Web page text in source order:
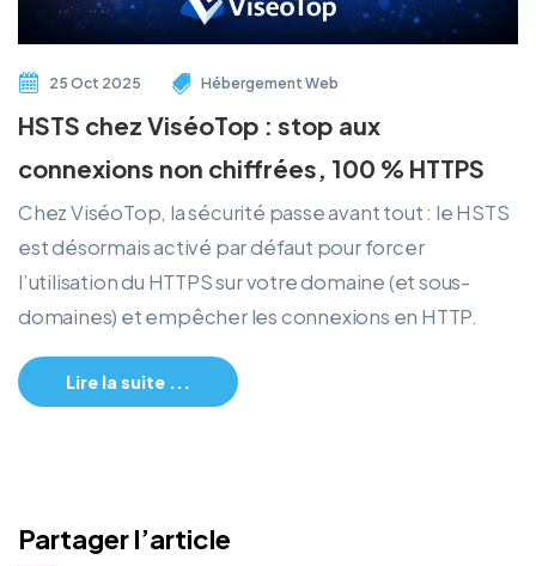
25 Oct 2025 Hébergement Web
HSTS chez ViséoTop : stop aux
connexions non chiffrées, 100 % HTTPS
Chez ViséoTop, la sécurité passe avant tout : le HSTS
est désormais activé par défaut pour forcer
l’utilisation du HTTPS sur votre domaine (et sous-
domaines) et empêcher les connexions en HTTP.
Lire la suite ...
Partager l’article